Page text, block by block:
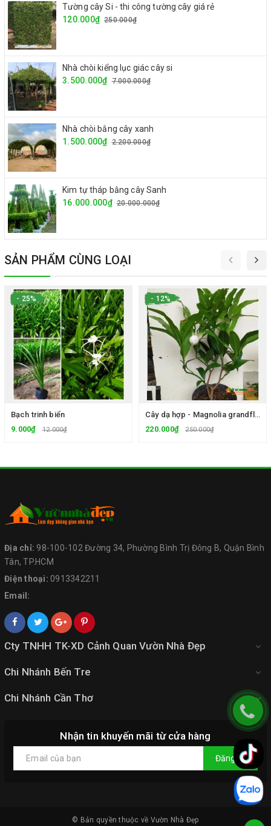
Tường cây Si - thi công tường cây giá rẻ
120.000₫ 250.000₫
Nhà chòi kiểng lục giác cây si
3.500.000₫ 7.000.000₫
Nhà chòi bằng cây xanh
1.500.000₫ 2.200.000₫
Kim tự tháp bằng cây Sanh
16.000.000₫ 20.000.000₫
SẢN PHẨM CÙNG LOẠI
- 25%
Bạch trinh biển
9.000₫
12.000₫
- 12%
Cây dạ hợp - Magnolia grandflora Linn.
220.000₫
250.000₫
Địa chỉ: 98-100-102 Đường 34, Phường Bình Trị Đông B, Quận Bình
Tân, TP.HCM
Điện thoại: 0913342211
Email:
Cty TNHH TK-XD Cảnh Quan Vườn Nhà Đẹp
Chi Nhánh Bến Tre
Chi Nhánh Cần Thơ
Nhận tin khuyến mãi từ cửa hàng
Đăng ký
© Bản quyền thuộc về Vườn Nhà Đẹp